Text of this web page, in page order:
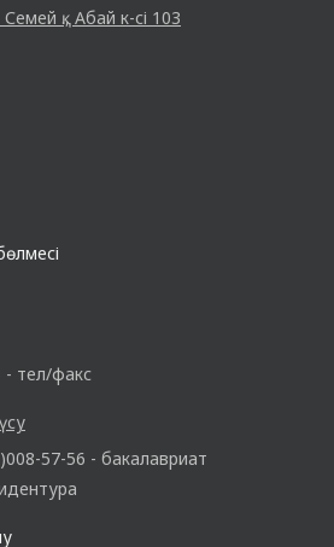
қ., Абай к-сі 103
- тел/факс
57-56 - бакалавриат